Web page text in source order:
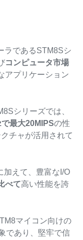
ラであるSTM8Sシ
コンピュータ市場
アプリケーション
シリーズでは、
最大20MIPSの性
チャが活用されて
加えて、豊富なI/O
べて高い性能を誇
マイコン向けの
であり、堅牢で信